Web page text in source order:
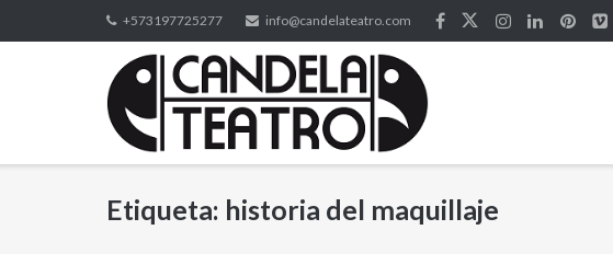
al
+573197725277 info@candelateatro.com
Etiqueta: historia del maquillaje